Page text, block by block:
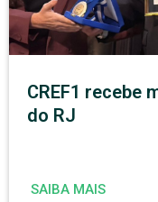
CREF1 recebe
do RJ
SAIBA MAIS